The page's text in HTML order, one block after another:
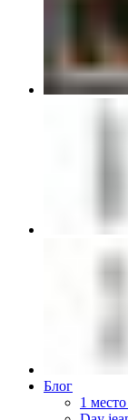
Блог
1